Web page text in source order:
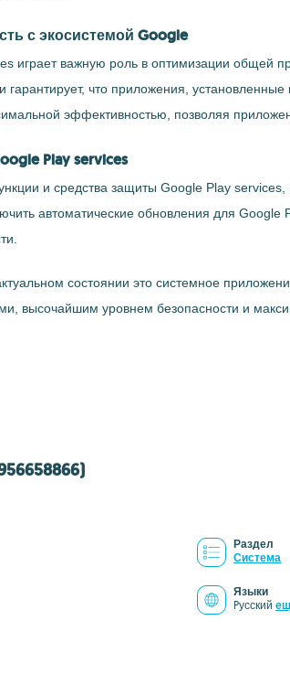
с экосистемой Google
играет важную роль в оптимизации общей
что приложения,
эффективностью, позволяя
Play services
и средства защиты Google Play
автоматические обновления для
состоянии это системное
высочайшим уровнем безопасности и
Раздел
Система
Языки
Pусский